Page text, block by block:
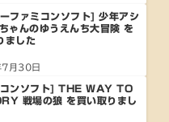
ファミコンソフト] 少年アシ
ゃんのゆうえんち大冒険 を
ました
月30日
コンソフト] THE WAY TO
戦場の狼 を買い取りまし